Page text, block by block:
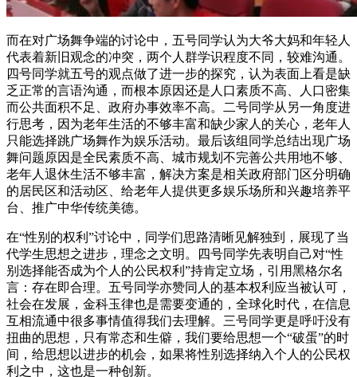
而在对广场舞争端的讨论中，五号同学认为大爷大妈和年轻人
代表着新旧观念的冲突，两个人群学识程度不同，较难沟通。
四号同学就五号的观点做了进一步的探究，认为表面上看是缺
乏正常的言语沟通，而根本原因还是人口素质不高、人口密集
而公共面积不足、政府办事效率不高。二号同学从另一角度进
行思考，因为老年生活的不够丰富和缺少家人的关心，老年人
只能选择跳广场舞作为娱乐活动。最后该组同学总结出现广场
舞问题原因是全民素质不高、城市规划不完善公共用地不够、
老年人退休生活不够丰富，解决方案是相关政府部门区分明确
的居民区和活动区、给老年人提供更多娱乐场所和兴趣培养平
台、推广中华传统美德。
在“性别的权利”讨论中，同学们思路清晰见解独到，展现了当
代学生思想之进步，理念之文明。四号同学先表明自己对“性
别选择能否成为个人的公民权利”持肯定立场，引用黑格尔名
言：存在即合理。五号同学亦赞同人的基本权利应当被认可，
社会在发展，金科玉律也是需要变通的，全球化时代，在信息
互相流通中很多事情值得我们去理解。三号同学更是呼吁没有
扭曲的思想，只有常态和生僻，我们要给思想一个“破蛋”的时
间，给思想以进步的机会，如果将性别选择纳入个人的公民权
利之中，这也是一种创新。